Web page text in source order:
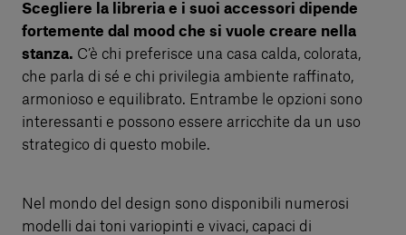
Scegliere la libreria e i suoi accessori dipende
fortemente dal mood che si vuole creare nella
stanza. C’è chi preferisce una casa calda, colorata,
che parla di sé e chi privilegia ambiente raffinato,
armonioso e equilibrato. Entrambe le opzioni sono
interessanti e possono essere arricchite da un uso
strategico di questo mobile.
Nel mondo del design sono disponibili numerosi
modelli dai toni variopinti e vivaci, capaci di